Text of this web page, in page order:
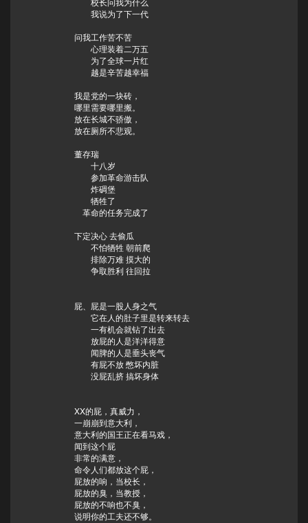
我说为了下一代
问我工作苦不苦
心理装着二万五
为了全球一片红
越是辛苦越幸福
我是党的一块砖，
哪里需要哪里搬。
放在长城不骄傲，
放在厕所不悲观。
董存瑞
十八岁
参加革命游击队
炸碉堡
牺牲了
革命的任务完成了
下定决心 去偷瓜
不怕牺牲 朝前爬
排除万难 摸大的
争取胜利 往回拉
屁、屁是一股人身之气
它在人的肚子里是转来转去
一有机会就钻了出去
放屁的人是洋洋得意
闻脾的人是垂头丧气
有屁不放 憋坏内脏
没屁乱挤 搞坏身体
XX的屁，真威力，
一崩崩到意大利，
意大利的国王正在看马戏，
闻到这个屁
非常的满意，
命令人们都放这个屁，
屁放的响，当校长，
屁放的臭，当教授，
屁放的不响也不臭，
说明你的工夫还不够。